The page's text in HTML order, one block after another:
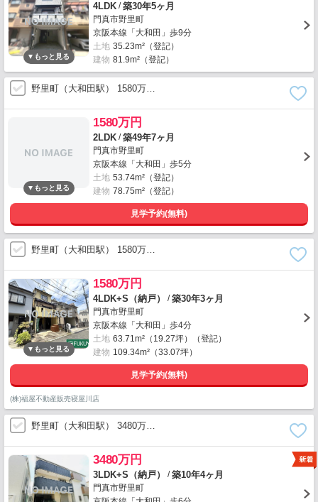
4LDK /築30年5ヶ月
門真市野里町
京阪本線「大和田」歩9分
土地 35.23m²（登記）
建物 81.9m²（登記）
野里町（大和田駅） 1580万…
1580万円
2LDK /築49年7ヶ月
門真市野里町
京阪本線「大和田」歩5分
土地 53.74m²（登記）
建物 78.75m²（登記）
見学予約(無料)
野里町（大和田駅） 1580万…
1580万円
4LDK+S（納戸） /築30年3ヶ月
門真市野里町
京阪本線「大和田」歩4分
土地 63.71m²（19.27坪）（登記）
建物 109.34m²（33.07坪）
見学予約(無料)
(株)福屋不動産販売寝屋川店
野里町（大和田駅） 3480万…
3480万円
3LDK+S（納戸） /築10年4ヶ月
門真市野里町